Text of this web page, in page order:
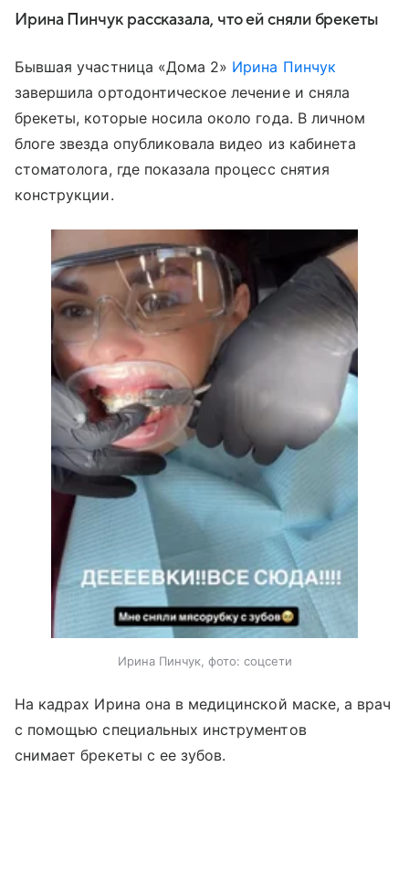
Ирина Пинчук рассказала, что ей сняли брекеты
Бывшая участница «Дома 2» Ирина Пинчук
завершила ортодонтическое лечение и сняла
брекеты, которые носила около года. В личном
блоге звезда опубликовала видео из кабинета
стоматолога, где показала процесс снятия
конструкции.
Ирина Пинчук, фото: соцсети
На кадрах Ирина она в медицинской маске, а врач
с помощью специальных инструментов
снимает брекеты с ее зубов.